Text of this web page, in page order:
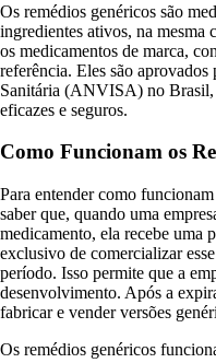
Os remédios genéricos são
ingredientes ativos, na mesma
os medicamentos de marca,
referência. Eles são
Sanitária (ANVISA) no Brasil,
eficazes e seguros.
Como Funcionam os
Para entender como
saber que, quando uma
medicamento, ela recebe uma
exclusivo de comercializar
período. Isso permite que a
desenvolvimento. Após a
fabricar e vender versões
Os remédios genéricos